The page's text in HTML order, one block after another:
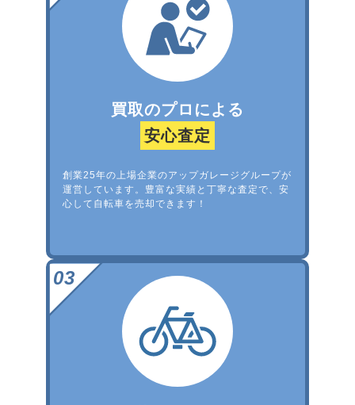
買取のプロによる
安心査定
創業25年の上場企業のアップガレージグループが
運営しています。豊富な実績と丁寧な査定で、安
心して自転車を売却できます！